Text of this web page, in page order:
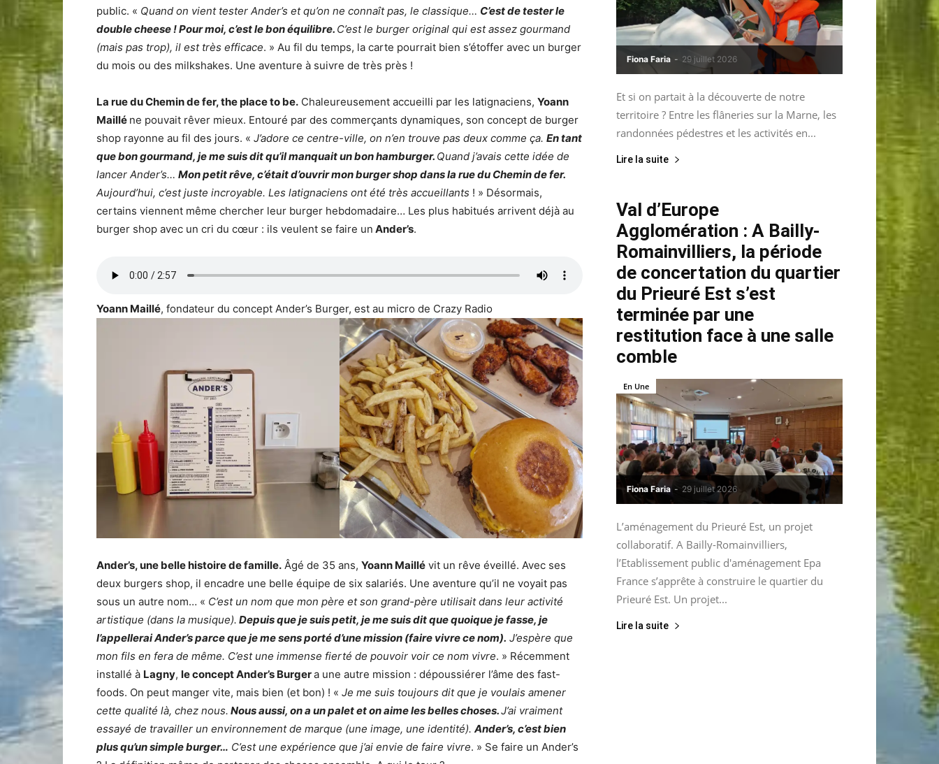
public. « Quand on vient tester Ander’s et qu’on ne connaît pas, le classique… C’est de tester le
double cheese ! Pour moi, c’est le bon équilibre. C’est le burger original qui est assez gourmand
(mais pas trop), il est très efficace. » Au fil du temps, la carte pourrait bien s’étoffer avec un burger
du mois ou des milkshakes. Une aventure à suivre de très près !
La rue du Chemin de fer, the place to be. Chaleureusement accueilli par les latignaciens, Yoann
Maillé ne pouvait rêver mieux. Entouré par des commerçants dynamiques, son concept de burger
shop rayonne au fil des jours. « J’adore ce centre-ville, on n’en trouve pas deux comme ça. En tant
que bon gourmand, je me suis dit qu’il manquait un bon hamburger. Quand j’avais cette idée de
lancer Ander’s… Mon petit rêve, c’était d’ouvrir mon burger shop dans la rue du Chemin de fer.
Aujourd’hui, c’est juste incroyable. Les latignaciens ont été très accueillants ! » Désormais,
certains viennent même chercher leur burger hebdomadaire… Les plus habitués arrivent déjà au
burger shop avec un cri du cœur : ils veulent se faire un Ander’s.
Yoann Maillé, fondateur du concept Ander’s Burger, est au micro de Crazy Radio
Ander’s, une belle histoire de famille. Âgé de 35 ans, Yoann Maillé vit un rêve éveillé. Avec ses
deux burgers shop, il encadre une belle équipe de six salariés. Une aventure qu’il ne voyait pas
sous un autre nom… « C’est un nom que mon père et son grand-père utilisait dans leur activité
artistique (dans la musique). Depuis que je suis petit, je me suis dit que quoique je fasse, je
l’appellerai Ander’s parce que je me sens porté d’une mission (faire vivre ce nom). J’espère que
mon fils en fera de même. C’est une immense fierté de pouvoir voir ce nom vivre. » Récemment
installé à Lagny, le concept Ander’s Burgera une autre mission : dépoussiérer l’âme des fast-
foods. On peut manger vite, mais bien (et bon) ! « Je me suis toujours dit que je voulais amener
cette qualité là, chez nous. Nous aussi, on a un palet et on aime les belles choses.J’ai vraiment
essayé de travailler un environnement de marque (une image, une identité). Ander’s, c’est bien
plus qu’un simple burger… C’est une expérience que j’ai envie de faire vivre. » Se faire un Ander’s
Fiona Faria - 29 juillet 2026
Et si on partait à la découverte de notre
territoire ? Entre les flâneries sur la Marne, les
randonnées pédestres et les activités en...
Lire la suite
Val d’Europe
Agglomération : A Bailly-
Romainvilliers, la période
de concertation du quartier
du Prieuré Est s’est
terminée par une
restitution face à une salle
comble
Fiona Faria - 29 juillet 2026
En Une
L’aménagement du Prieuré Est, un projet
collaboratif. A Bailly-Romainvilliers,
l’Etablissement public d'aménagement Epa
France s’apprête à construire le quartier du
Prieuré Est. Un projet...
Lire la suite